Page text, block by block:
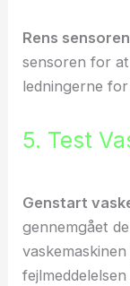
Rens
sensoren for
ledningerne
5. Test
Genstart
gennemgået